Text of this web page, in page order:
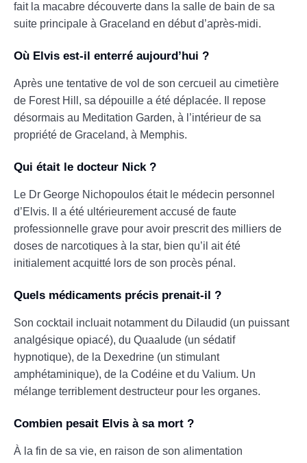
fait la macabre découverte dans la salle de bain de sa
suite principale à Graceland en début d’après-midi.
Où Elvis est-il enterré aujourd’hui ?
Après une tentative de vol de son cercueil au cimetière
de Forest Hill, sa dépouille a été déplacée. Il repose
désormais au Meditation Garden, à l’intérieur de sa
propriété de Graceland, à Memphis.
Qui était le docteur Nick ?
Le Dr George Nichopoulos était le médecin personnel
d’Elvis. Il a été ultérieurement accusé de faute
professionnelle grave pour avoir prescrit des milliers de
doses de narcotiques à la star, bien qu’il ait été
initialement acquitté lors de son procès pénal.
Quels médicaments précis prenait-il ?
Son cocktail incluait notamment du Dilaudid (un puissant
analgésique opiacé), du Quaalude (un sédatif
hypnotique), de la Dexedrine (un stimulant
amphétaminique), de la Codéine et du Valium. Un
mélange terriblement destructeur pour les organes.
Combien pesait Elvis à sa mort ?
À la fin de sa vie, en raison de son alimentation